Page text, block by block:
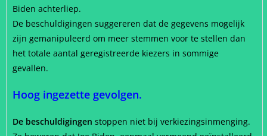
Biden achterliep.
De beschuldigingen suggereren dat de gegevens mogelijk
zijn gemanipuleerd om meer stemmen voor te stellen dan
het totale aantal geregistreerde kiezers in sommige
gevallen.
Hoog ingezette gevolgen.
De beschuldigingen stoppen niet bij verkiezingsinmenging.